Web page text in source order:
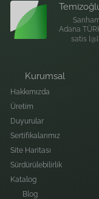
Adana
satis
Kurumsal
Hakkımızda
Üretim
Duyurular
Sertifikalarımız
Site Haritası
Sürdürülebilirlik
Katalog
Blog